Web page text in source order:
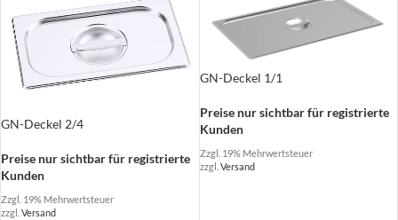
GN-Deckel 2/4
Preise nur sichtbar für registrierte
Kunden
Zzgl. 19% Mehrwertsteuer
zzgl. Versand
GN-Deckel 1/1
Preise nur sichtbar für registrierte
Kunden
Zzgl. 19% Mehrwertsteuer
zzgl. Versand